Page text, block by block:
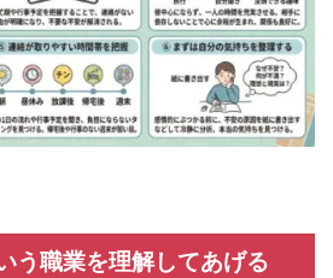
う職業を理解してあげる